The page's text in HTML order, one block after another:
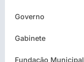
Governo
Gabinete
Fundação Municipal